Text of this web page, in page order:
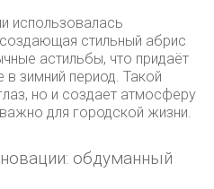
использовалась
стильный абрис
астильбы, что придаёт
зимний период. Такой
но и создает атмосферу
для городской жизни.
обдуманный